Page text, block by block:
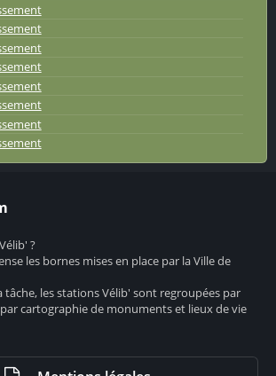
?
les bornes mises en place par la Ville de
tâche, les stations Vélib' sont regroupées par
cartographie de monuments et lieux de vie